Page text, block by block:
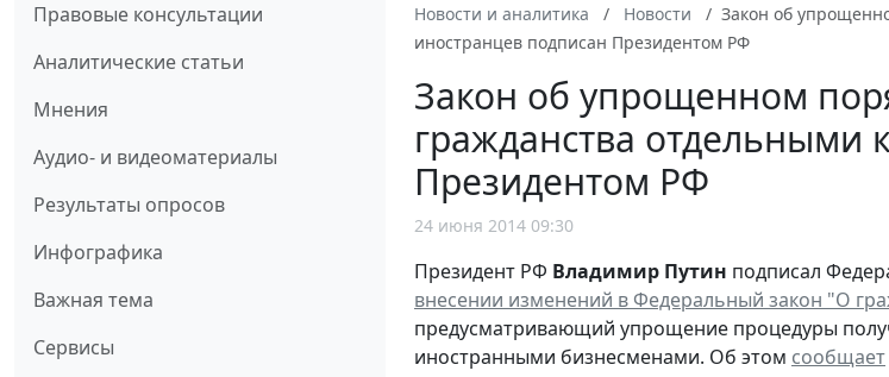
Правовые консультации
Аналитические статьи
Мнения
Аудио- и видеоматериалы
Результаты опросов
Инфографика
Важная тема
Сервисы
Новости и аналитика Новости
Закон об
иностранцев подписан Президентом РФ
Закон об упрощенном
гражданства отдельными
Президентом РФ
24 июня 2014 09:30
Президент РФ Владимир Путин подписал
внесении изменений в Федеральный закон "О
предусматривающий упрощение процедуры
иностранными бизнесменами. Об этом сообщает